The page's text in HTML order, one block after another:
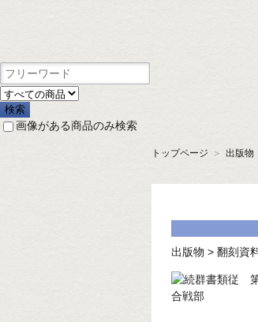
画像がある商品のみ検索
トップページ ＞ 出版物
出版物 > 翻刻資